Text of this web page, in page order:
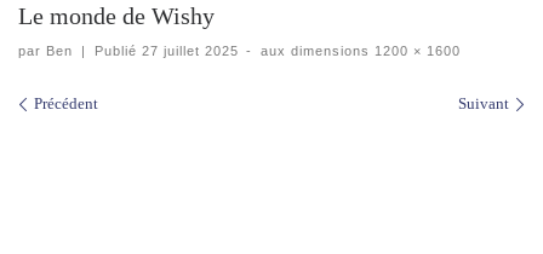
Le monde de Wishy
par Ben | Publié 27 juillet 2025 - aux dimensions 1200 × 1600
Navigation des images
Précédent Suivant